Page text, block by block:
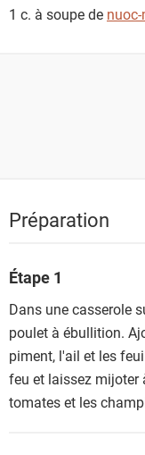
1 c. à soupe de
Préparation
Étape 1
Dans une casserole
poulet à ébullition.
piment, l'ail et les
feu et laissez mijoter
tomates et les